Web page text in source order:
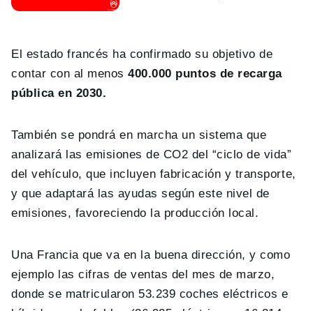
El estado francés ha confirmado su objetivo de
contar con al menos400.000 puntos de recarga
pública en 2030.
También se pondrá en marcha un sistema que
analizará las emisiones de CO2 del “ciclo de vida”
del vehículo, que incluyen fabricación y transporte,
y que adaptará las ayudas según este nivel de
emisiones, favoreciendo la producción local.
Una Francia que va en la buena dirección, y como
ejemplo las cifras de ventas del mes de marzo,
donde se matricularon 53.239 coches eléctricos e